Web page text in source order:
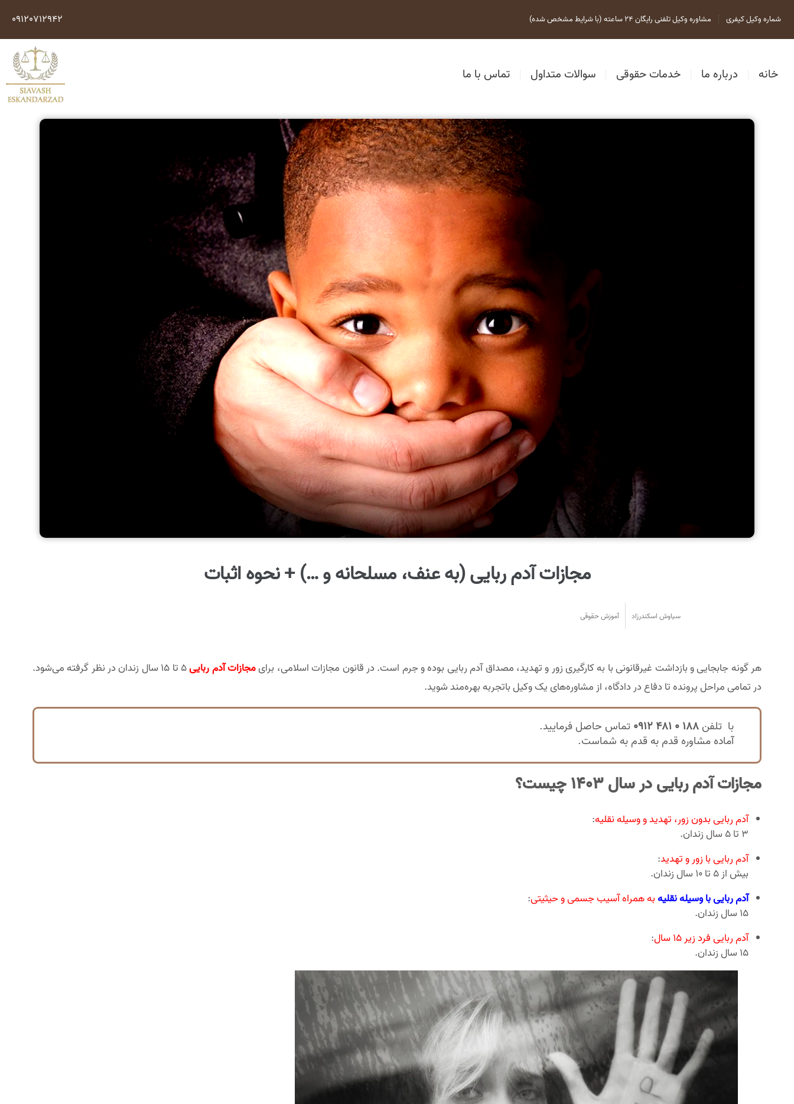
شماره وکیل کیفری مشاوره وکیل تلفنی رایگان 24 ساعته (با شرایط مشخص شده) 09120712942
خانه درباره ما خدمات حقوقی سوالات متداول تماس با ما
مجازات آدم ربایی (به عنف، مسلحانه و …) + نحوه اثبات
سیاوش اسکندرزاد آموزش حقوقی
هر گونه جابجایی و بازداشت غیرقانونی با به کارگیری زور و تهدید، مصداق آدم ربایی بوده و جرم است. در قانون مجازات اسلامی، برایمجازات آدم ربایی
5 تا 15 سال زندان در نظر گرفته می‌شود.
در تمامی مراحل پرونده تا دفاع در دادگاه، از مشاوره‌های یک وکیل باتجربه بهره‌مند شوید.
با تلفن 188 0 481 0912
تماس حاصل فرمایید.
آماده مشاوره قدم به قدم به شماست.
مجازات آدم ربایی در سال 1403 چیست؟
آدم ربایی بدون زور، تهدید و وسیله نقلیه:
3 تا 5 سال زندان.
آدم ربایی با زور و تهدید:
بیش از 5 تا 10 سال زندان.
آدم ربایی با وسیله نقلیهبه همراه آسیب جسمی و حیثیتی:
15 سال زندان.
آدم ربایی فرد زیر 15 سال
:
15 سال زندان.